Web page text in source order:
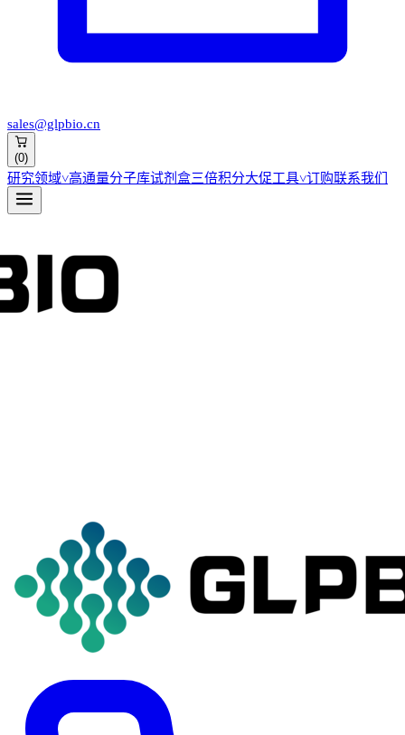
sales@glpbio.cn
(0)
研究领域˅高通量分子库试剂盒三倍积分大促工具˅订购联系我们